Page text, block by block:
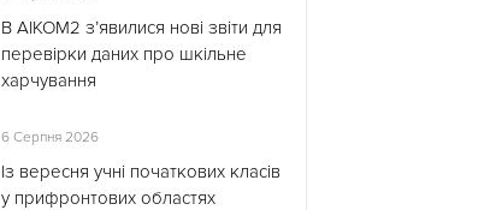
В АІКОМ2 з’явилися нові звіти для
перевірки даних про шкільне
харчування
6 Серпня 2026
Із вересня учні початкових класів
у прифронтових областях